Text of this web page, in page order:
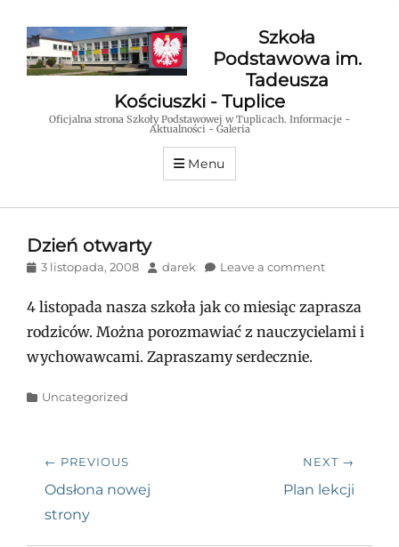
Szkoła
Podstawowa im.
Tadeusza
Kościuszki - Tuplice
Oficjalna strona Szkoły Podstawowej w Tuplicach. Informacje -
Aktualności - Galeria
Menu
Dzień otwarty
Posted
3 listopada, 2008 Author
darek Leave a comment
4 listopada nasza szkoła jak co miesiąc zaprasza
rodziców. Można porozmawiać z nauczycielami i
wychowawcami. Zapraszamy serdecznie.
Categories
Uncategorized
Nawigacja
wpisu
← PREVIOUS
Previous
post:
Odsłona nowej
strony
NEXT →
Plan lekcji